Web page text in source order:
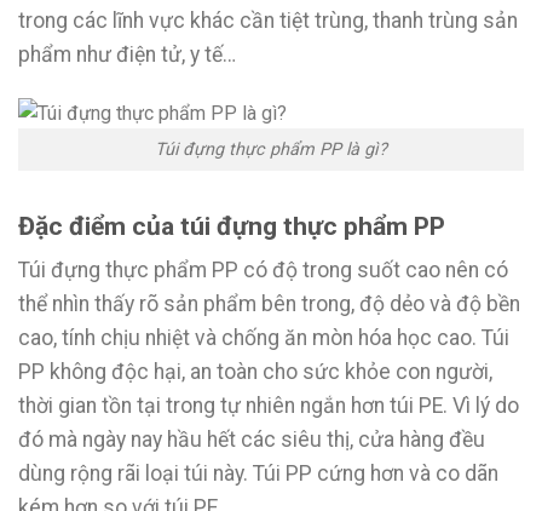
trong các lĩnh vực khác cần tiệt trùng, thanh trùng sản
phẩm như điện tử, y tế…
Túi đựng thực phẩm PP là gì?
Đặc điểm của túi đựng thực phẩm PP
Túi đựng thực phẩm PP có độ trong suốt cao nên có
thể nhìn thấy rõ sản phẩm bên trong, độ dẻo và độ bền
cao, tính chịu nhiệt và chống ăn mòn hóa học cao. Túi
PP không độc hại, an toàn cho sức khỏe con người,
thời gian tồn tại trong tự nhiên ngắn hơn túi PE. Vì lý do
đó mà ngày nay hầu hết các siêu thị, cửa hàng đều
dùng rộng rãi loại túi này. Túi PP cứng hơn và co dãn